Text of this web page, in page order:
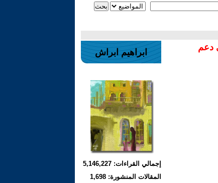
دعم
ابراهيم ابراش
إجمالي القراءات: 5,146,227
المقالات المنشورة: 1,698